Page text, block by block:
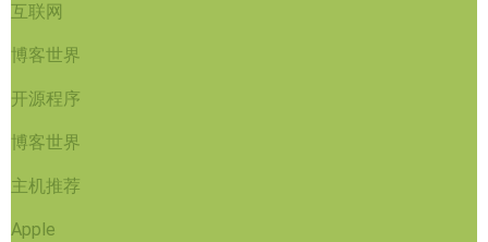
互联网
博客世界
开源程序
博客世界
主机推荐
Apple